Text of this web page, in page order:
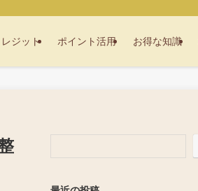
ジット ポイント活用 お得な知識